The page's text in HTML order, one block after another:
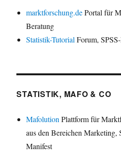
marktforschung.dePortal für
Beratung
Statistik-TutorialForum,
STATISTIK, MAFO & CO
MafolutionPlattform für
aus den Bereichen Marketing,
Manifest